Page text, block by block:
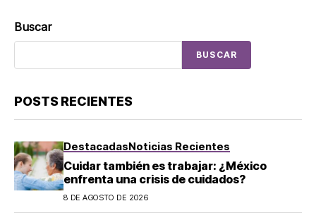
Buscar
BUSCAR
POSTS RECIENTES
DestacadasNoticias Recientes
Cuidar también es trabajar: ¿México
enfrenta una crisis de cuidados?
8 DE AGOSTO DE 2026